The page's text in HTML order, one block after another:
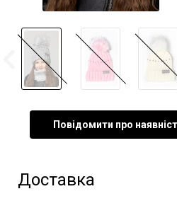
Повідомити про
Доставка